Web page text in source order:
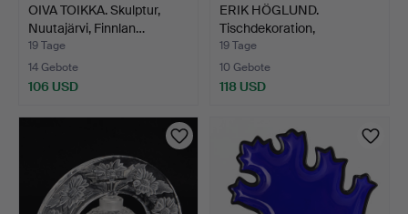
OIVA TOIKKA. Skulptur,
Nuutajärvi, Finnlan…
19 Tage
14 Gebote
106 USD
ERIK HÖGLUND.
Tischdekoration,
Schmiedeeis…
19 Tage
10 Gebote
118 USD